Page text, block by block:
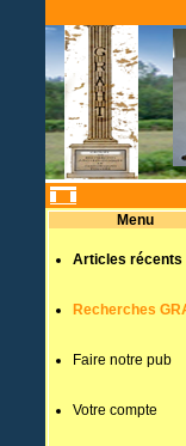
Menu
Articles récents
Recherches
Faire notre pub
Votre compte